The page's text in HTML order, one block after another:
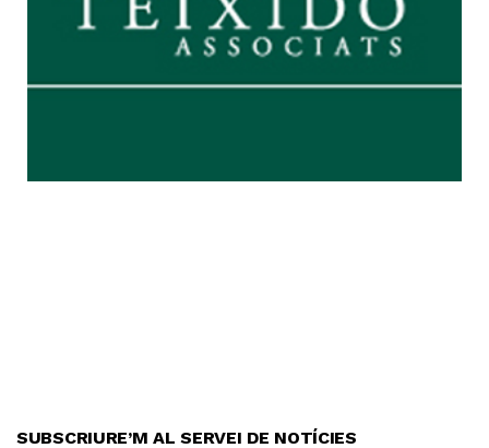
SUBSCRIURE’M AL SERVEI DE NOTÍCIES